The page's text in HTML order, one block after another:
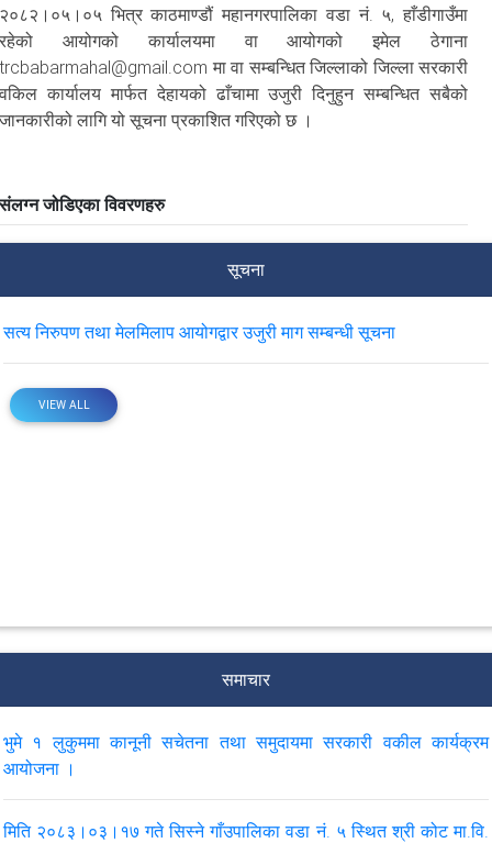
२०८२।०५।०५ भित्र काठमाण्डौं महानगरपालिका वडा नं. ५, हाँडीगाउँमा
रहेको आयोगको कार्यालयमा वा आयोगको इमेल ठेगाना
trcbabarmahal@gmail.com मा वा सम्बन्धित जिल्लाको जिल्ला सरकारी
वकिल कार्यालय मार्फत देहायको ढाँचामा उजुरी दिनुहुन सम्बन्धित सबैको
जानकारीको लागि यो सूचना प्रकाशित गरिएको छ ।
संलग्न जोडिएका विवरणहरु
सूचना
सत्य निरुपण तथा मेलमिलाप आयोगद्वार उजुरी माग सम्बन्धी सूचना
VIEW ALL
समाचार
भुमे १ लुकुममा कानूनी सचेतना तथा समुदायमा सरकारी वकील कार्यक्रम
आयोजना ।
मिति २०८३।०३।१७ गते सिस्ने गाँउपालिका वडा नं. ५ स्थित श्री कोट मा.वि.